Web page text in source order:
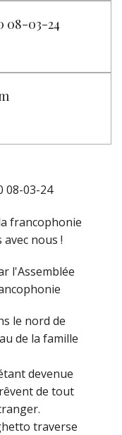
08-03-24
08-03-24
francophonie
nous !
l'Assemblée
le nord de
de la famille
devenue
de tout
traverse